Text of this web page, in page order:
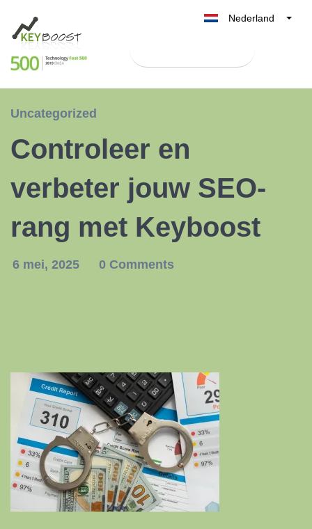
Nederland
België
Uncategorized
Controleer en
verbeter jouw SEO-
rang met Keyboost
6 mei, 2025 0 Comments